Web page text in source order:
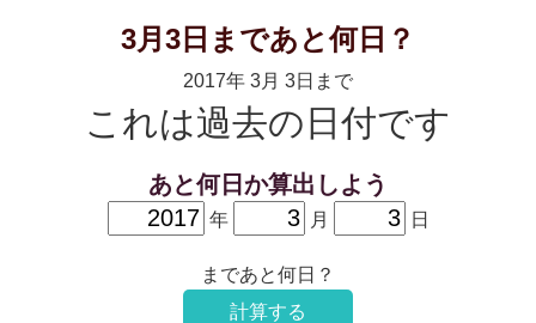
3月3日まであと何日？
2017年 3月 3日まで
これは過去の日付です
あと何日か算出しよう
年 月 日
まであと何日？
計算する